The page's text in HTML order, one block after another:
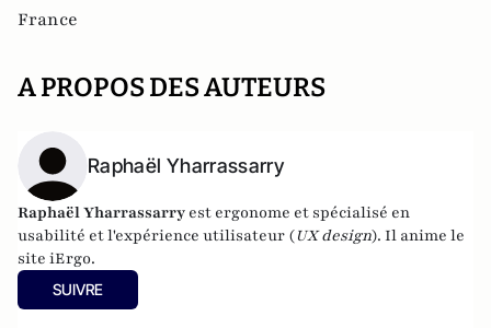
France
A PROPOS DES AUTEURS
Raphaël Yharrassarry
Raphaël Yharrassarry est ergonome et spécialisé en
usabilité et l'expérience utilisateur (UX design). Il anime le
site iErgo.
SUIVRE